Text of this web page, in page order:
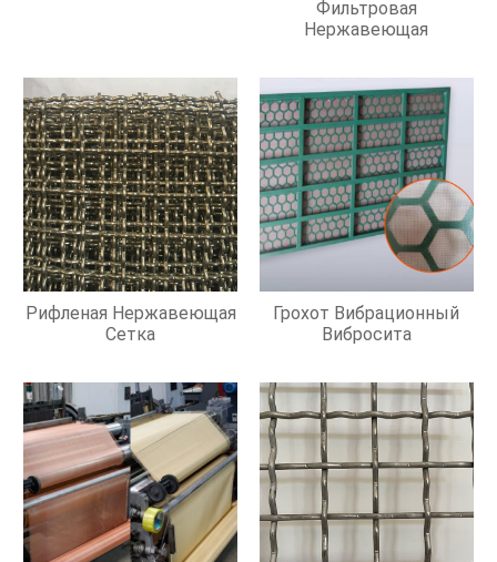
Фильтровая
Нержавеющая
Рифленая Нержавеющая
Сетка
Грохот Вибрационный
Вибросита